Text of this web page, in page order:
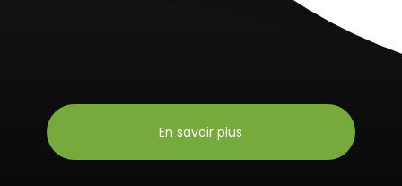
En savoir plus